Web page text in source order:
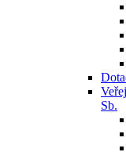
Sb.